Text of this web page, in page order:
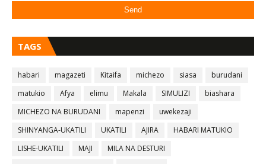
TAGS
habari magazeti Kitaifa michezo siasa
burudani
matukio
Afya elimu Makala SIMULIZI
biashara
MICHEZO NA BURUDANI
mapenzi
uwekezaji
SHINYANGA-UKATILI
UKATILI AJIRA
HABARI MATUKIO
LISHE-UKATILI
MAJI
MILA NA DESTURI